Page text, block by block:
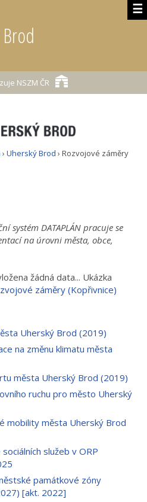
☰
NSZM ČR
› Uherský Brod › Rozvojové záměry
systém DATAPLÁN pracuje se
na úrovni města, obce,
žádná data... Ukázka
záměry (Kopřivnice)
Uherský Brod (2019)
na změnu klimatu města
města Uherský Brod (2019)
ruchu pro město Uherský
mobility města Uherský Brod
služeb v ORP
památkové zóny
[akt. 2022]